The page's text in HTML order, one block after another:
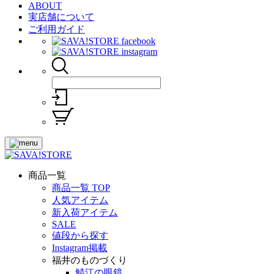
ABOUT
実店舗について
ご利用ガイド
商品一覧
商品一覧 TOP
人気アイテム
新入荷アイテム
SALE
値段から探す
Instagram掲載
福井のものづくり